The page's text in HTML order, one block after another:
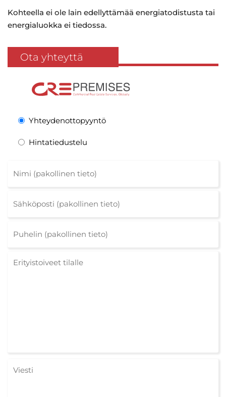
Kohteella ei ole lain edellyttämää energiatodistusta tai
energialuokka ei tiedossa.
Ota yhteyttä
Yhteydenottopyyntö
Hintatiedustelu